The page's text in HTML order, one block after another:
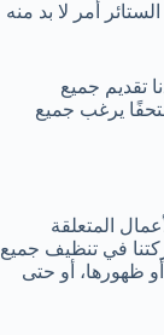
أمر لا بد منه
تقديم جميع
يرغب جميع
المتعلقة
في تنظيف جميع
ظهورها، أو حتى